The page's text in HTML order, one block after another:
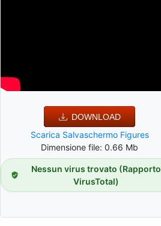
DOWNLOAD
Scarica Salvaschermo Figures
Dimensione file: 0.66 Mb
Nessun virus trovato (Rapporto
VirusTotal)